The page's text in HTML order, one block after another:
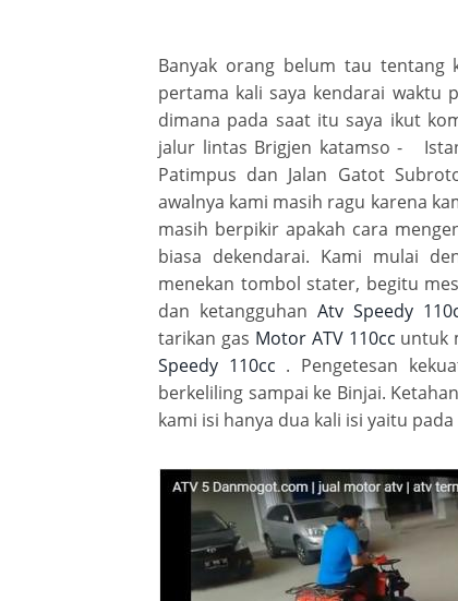
Banyak orang belum tau tentang
pertama kali saya kendarai waktu
dimana pada saat itu saya ikut
jalur lintas Brigjen katamso -
Patimpus dan Jalan Gatot
awalnya kami masih ragu karena
masih berpikir apakah cara
biasa dekendarai. Kami mulai
menekan tombol stater, begitu
dan ketangguhan Atv Speedy
tarikan gas Motor ATV 110cc untuk
Speedy 110cc . Pengetesan
berkeliling sampai ke Binjai.
kami isi hanya dua kali isi yaitu